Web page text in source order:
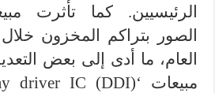
الرئيسيين. كما تأثرت
الصور بتراكم المخزون
العام، ما أدى إلى بعض